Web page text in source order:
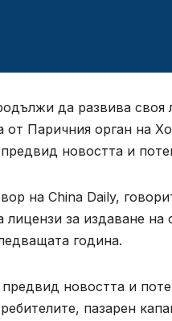
да развива своя
от Паричния орган на
новостта и
на China Daily,
лицензи за издаване
година.
новостта и
пазарен